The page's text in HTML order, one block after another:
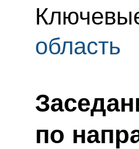
область
по